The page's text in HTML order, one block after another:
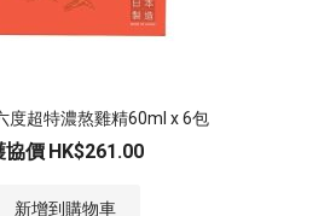
度超特濃熬雞精60ml x 6包
協價 HK$261.00
新增到購物車
望清單